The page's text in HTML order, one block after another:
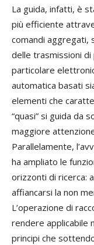
La guida, infatti, è
più efficiente
comandi aggregati,
delle trasmissioni
particolare
automatica basati
elementi che
“quasi” si guida da
maggiore
Parallelamente,
ha ampliato le
orizzonti di ricerca:
affiancarsi la non
L’operazione di
rendere applicabile
principi che